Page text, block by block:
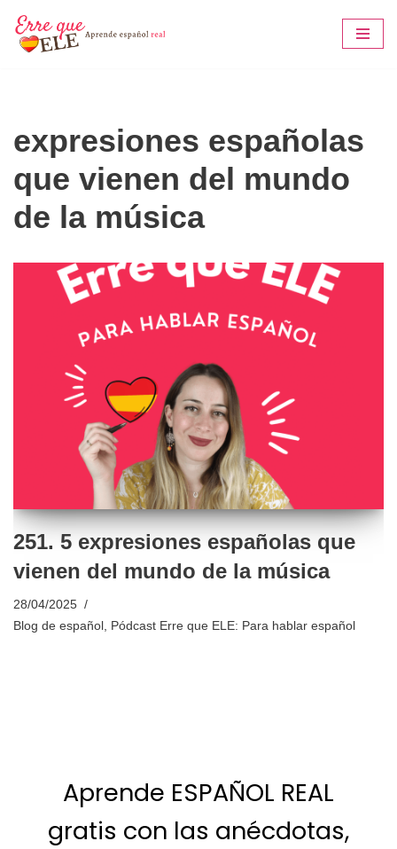
Saltar
expresiones españolas
que vienen del mundo
de la música
251. 5 expresiones españolas que
vienen del mundo de la música
28/04/2025
Blog de español , Pódcast Erre que ELE: Para hablar español
Aprende ESPAÑOL REAL
gratis con las anécdotas,